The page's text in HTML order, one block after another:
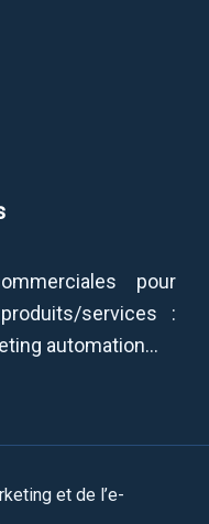
pour
services :
automation…
et de l’e-